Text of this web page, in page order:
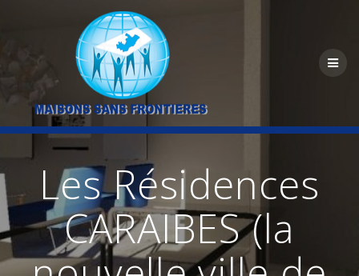
Les Résidences
CARAIBES (la